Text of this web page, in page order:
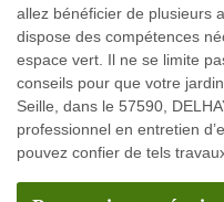
allez bénéficier de plusieurs
dispose des compétences
espace vert. Il ne se limite
conseils pour que votre
Seille, dans le 57590,
professionnel en entretien
pouvez confier de tels